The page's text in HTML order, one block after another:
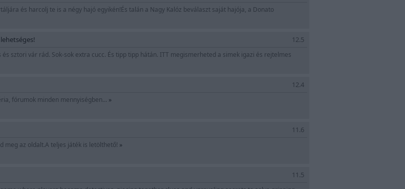
és harcolj te is a négy hajó egyikén!És talán a Nagy Kalóz beválaszt saját hajója, a Donato
12.5
sztori vár rád. Sok-sok extra cucc. És tipp tipp hátán. ITT megismerheted a simek igazi és rejtelmes
12.4
fórumok minden mennyiségben... »
11.6
meg az oldalt.A teljes játék is letölthető! »
11.5